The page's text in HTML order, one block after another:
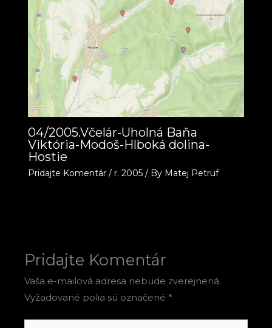
04/2005.Včelár-Uholná Baňa
Viktória-Modoš-Hlboká dolina-
Hostie
Pridajte Komentár / r. 2005/ By Matej Petruf
Pridajte Komentár
Vaša e-mailová adresa nebude zverejnená.
Vyžadované polia sú označené *